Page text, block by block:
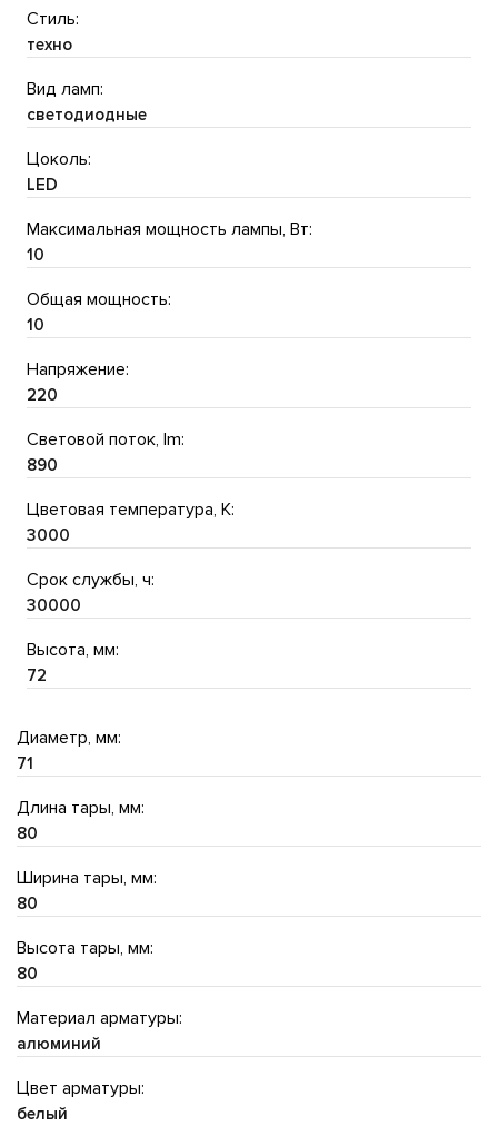
Стиль:
техно
Вид ламп:
светодиодные
Цоколь:
LED
Максимальная мощность лампы, Вт:
10
Общая мощность:
10
Напряжение:
220
Световой поток, lm:
890
Цветовая температура, K:
3000
Срок службы, ч:
30000
Высота, мм:
72
Диаметр, мм:
71
Длина тары, мм:
80
Ширина тары, мм:
80
Высота тары, мм:
80
Материал арматуры:
алюминий
Цвет арматуры:
белый